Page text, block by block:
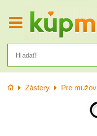
Úvod Zástery Pre mužov